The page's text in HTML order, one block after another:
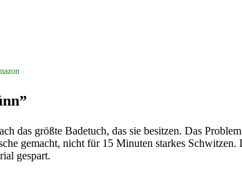
das größte Badetuch, das sie besitzen. Das
gemacht, nicht für 15 Minuten starkes
gespart.